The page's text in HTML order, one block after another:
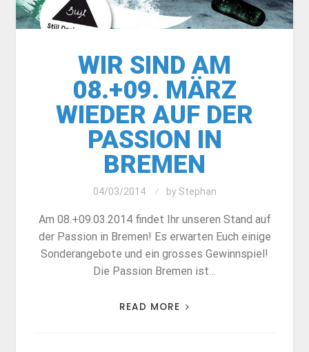
WIR SIND AM
08.+09. MÄRZ
WIEDER AUF DER
PASSION IN
BREMEN
04/03/2014 by Stephan
Am 08.+09.03.2014 findet Ihr unseren Stand auf
der Passion in Bremen! Es erwarten Euch einige
Sonderangebote und ein grosses Gewinnspiel!
Die Passion Bremen ist…
READ MORE